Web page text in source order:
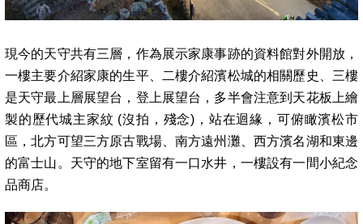
現今的天守共有三層，作為展示家康事跡的資料館對外開放，
一樓主要介紹家康的生平、二樓介紹濱松城的相關歷史、三樓
是天守最上層展望台，登上展望台，多半會注意到天花板上繪
製的歷代城主家紋 (沒拍，殘念)，站在迴緣，可俯瞰濱松市
區，北方可望三方原古戰場、南方遠州灘、西方濱名湖和東邊
的富士山。天守的地下室留有一口水井，一樓設有一間小紀念
品商店。